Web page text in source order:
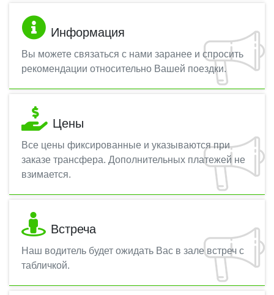
Информация
Вы можете связаться с нами заранее и спросить
рекомендации относительно Вашей поездки.
Цены
Все цены фиксированные и указываются при
заказе трансфера. Дополнительных платежей не
взимается.
Встреча
Наш водитель будет ожидать Вас в зале встреч с
табличкой.